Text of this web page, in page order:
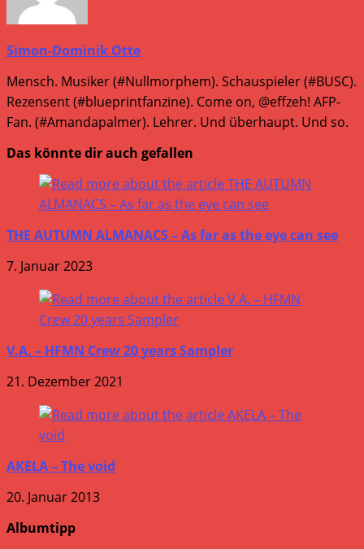
Simon-Dominik Otte
Mensch. Musiker (#Nullmorphem). Schauspieler (#BUSC).
Rezensent (#blueprintfanzine). Come on, @effzeh! AFP-
Fan. (#Amandapalmer). Lehrer. Und überhaupt. Und so.
Das könnte dir auch gefallen
THE AUTUMN ALMANACS – As far as the eye can see
7. Januar 2023
V.A. – HFMN Crew 20 years Sampler
21. Dezember 2021
AKELA – The void
20. Januar 2013
Albumtipp